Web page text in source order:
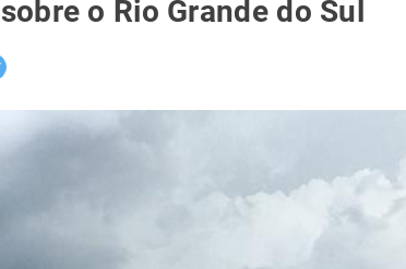
o Rio Grande do Sul